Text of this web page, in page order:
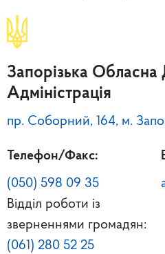
Запорізька
Адміністрація
пр. Соборний, 164, м.
Телефон/Факс:
(050) 598 09 35
Відділ роботи із
зверненнями громадян:
(061) 280 52 25